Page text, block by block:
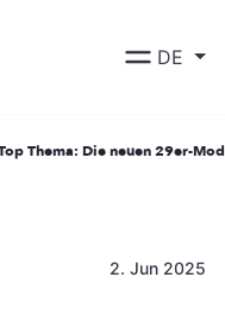
DE
Thema: Die neuen 29er-
2. Jun 2025